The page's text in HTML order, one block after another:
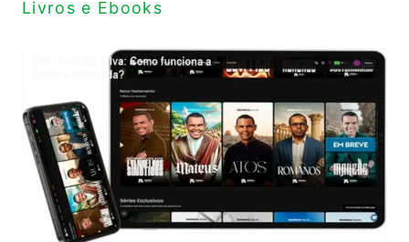
Livros e Ebooks